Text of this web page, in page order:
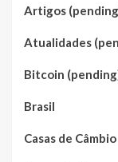
Artigos
Atualidades
Bitcoin
Brasil
Casas de Câmbio